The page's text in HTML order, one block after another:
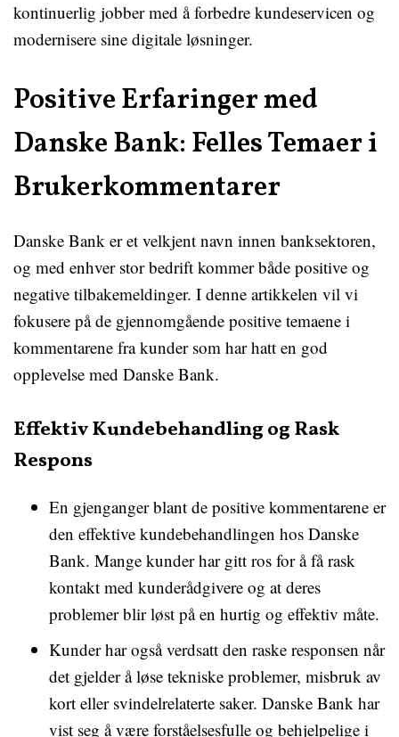
kontinuerlig jobber med å forbedre kundeservicen og
modernisere sine digitale løsninger.
Positive Erfaringer med
Danske Bank: Felles Temaer i
Brukerkommentarer
Danske Bank er et velkjent navn innen banksektoren,
og med enhver stor bedrift kommer både positive og
negative tilbakemeldinger. I denne artikkelen vil vi
fokusere på de gjennomgående positive temaene i
kommentarene fra kunder som har hatt en god
opplevelse med Danske Bank.
Effektiv Kundebehandling og Rask
Respons
En gjenganger blant de positive kommentarene er
den effektive kundebehandlingen hos Danske
Bank. Mange kunder har gitt ros for å få rask
kontakt med kunderådgivere og at deres
problemer blir løst på en hurtig og effektiv måte.
Kunder har også verdsatt den raske responsen når
det gjelder å løse tekniske problemer, misbruk av
kort eller svindelrelaterte saker. Danske Bank har
vist seg å være forståelsesfulle og behjelpelige i